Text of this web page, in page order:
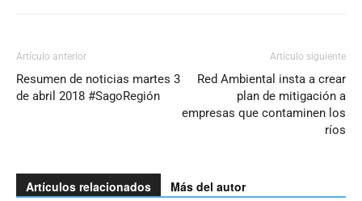
Artículo anterior
Resumen de noticias martes 3
de abril 2018 #SagoRegión
Artículo siguiente
Red Ambiental insta a crear
plan de mitigación a
empresas que contaminen los
ríos
Artículos relacionados Más del autor